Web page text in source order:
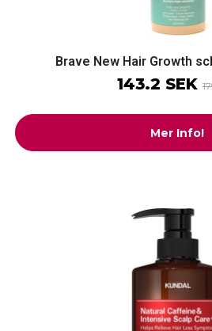
Brave New Hair Growth
143.2 SEK
Mer Info!